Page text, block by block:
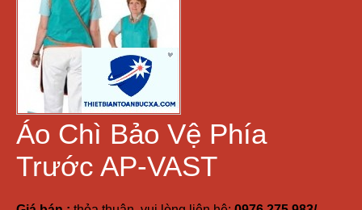
Áo Chì Bảo Vệ Phía
Trước AP-VAST